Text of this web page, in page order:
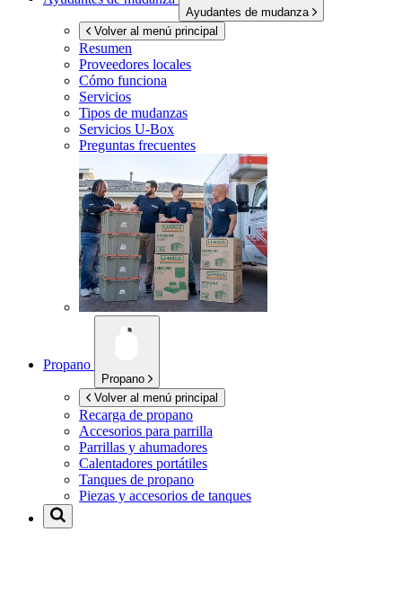
Ayudantes de mudanza
Volver al menú principal
Resumen
Proveedores locales
Cómo funciona
Servicios
Tipos de mudanzas
Servicios U-Box
Preguntas frecuentes
Propano
Propano
Volver al menú principal
Recarga de propano
Accesorios para parrilla
Parrillas y ahumadores
Calentadores portátiles
Tanques de propano
Piezas y accesorios de tanques